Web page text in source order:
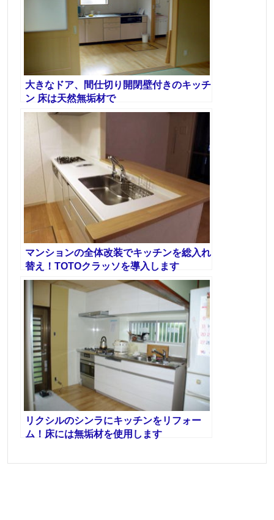
大きなドア、間仕切り開閉壁付きのキッチ
ン 床は天然無垢材で
マンションの全体改装でキッチンを総入れ
替え！TOTOクラッソを導入します
リクシルのシンラにキッチンをリフォー
ム！床には無垢材を使用します